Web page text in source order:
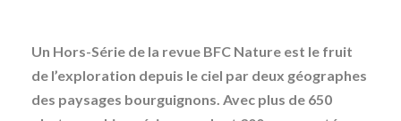
Un Hors-Série de la revue BFC Nature est le fruit
de l’exploration depuis le ciel par deux géographes
des paysages bourguignons. Avec plus de 650